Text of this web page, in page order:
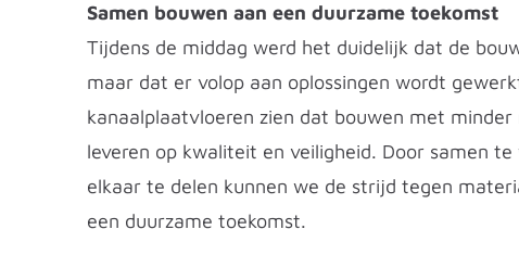
Samen bouwen aan een duurzame toekomst
Tijdens de middag werd het duidelijk dat de
maar dat er volop aan oplossingen wordt
kanaalplaatvloeren zien dat bouwen met
leveren op kwaliteit en veiligheid. Door samen
elkaar te delen kunnen we de strijd tegen
een duurzame toekomst.